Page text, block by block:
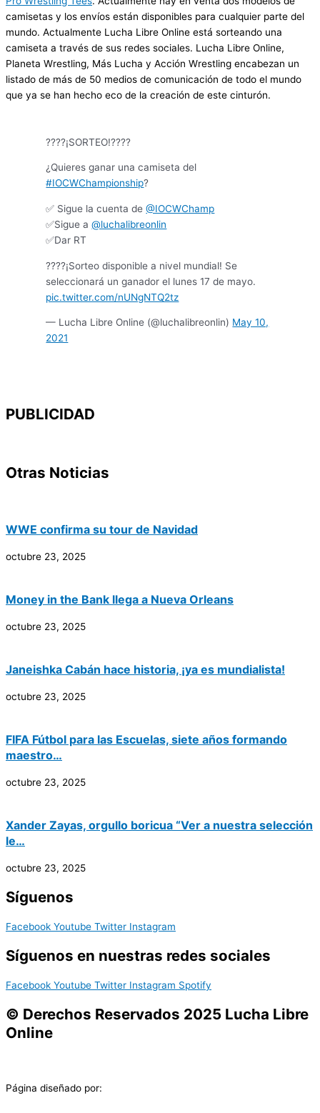
camisetas y los envíos están disponibles para cualquier parte del
mundo. Actualmente Lucha Libre Online está sorteando una
camiseta a través de sus redes sociales. Lucha Libre Online,
Planeta Wrestling, Más Lucha y Acción Wrestling encabezan un
listado de más de 50 medios de comunicación de todo el mundo
que ya se han hecho eco de la creación de este cinturón.
????¡SORTEO!????
¿Quieres ganar una camiseta del
#IOCWChampionship?
✅ Sigue la cuenta de@IOCWChamp
✅Sigue a@luchalibreonlin
✅Dar RT
????¡Sorteo disponible a nivel mundial! Se
seleccionará un ganador el lunes 17 de mayo.
pic.twitter.com/nUNgNTQ2tz
— Lucha Libre Online (@luchalibreonlin) May 10,
2021
PUBLICIDAD
Otras Noticias
WWE confirma su tour de Navidad
octubre 23, 2025
Money in the Bank llega a Nueva Orleans
octubre 23, 2025
Janeishka Cabán hace historia, ¡ya es mundialista!
octubre 23, 2025
FIFA Fútbol para las Escuelas, siete años formando
maestro…
octubre 23, 2025
Xander Zayas, orgullo boricua “Ver a nuestra selección
le…
octubre 23, 2025
Síguenos
Facebook Youtube Twitter Instagram
Síguenos en nuestras redes sociales
Facebook Youtube Twitter Instagram Spotify
© Derechos Reservados 2025 Lucha Libre
Online
Página diseñado por: